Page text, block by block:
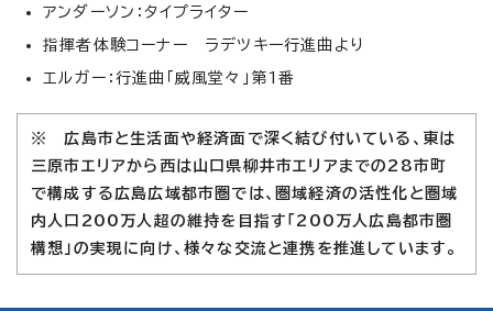
アンダーソン：タイプライター
指揮者体験コーナー ラデツキー行進曲より
エルガー：行進曲「威風堂々」第1番
※ 広島市と生活面や経済面で深く結び付いている、東は
三原市エリアから西は山口県柳井市エリアまでの28市町
で構成する広島広域都市圏では、圏域経済の活性化と圏域
内人口200万人超の維持を目指す「200万人広島都市圏
構想」の実現に向け、様々な交流と連携を推進しています。